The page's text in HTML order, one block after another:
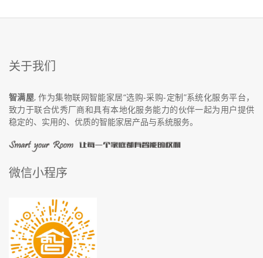
关于我们
智满屋, 作为集物联网智能家居“选购-采购-定制”系统化服务平台，
致力于联合优秀厂商和具有本地化服务能力的伙伴一起为用户提供
稳定的、实用的、优质的智能家居产品与系统服务。
微信小程序